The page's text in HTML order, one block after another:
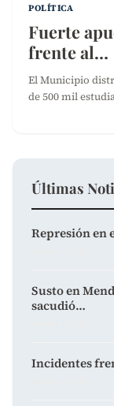
POLÍTICA
Fuerte
frente al…
El Municipio
de 500 mil
Últimas
Represión en
Susto en
sacudió…
Incidentes